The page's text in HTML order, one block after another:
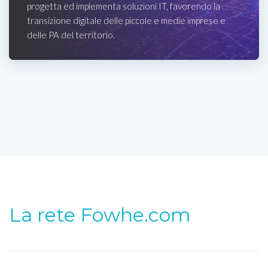
progetta ed implementa soluzioni IT, favorendo la
transizione digitale delle piccole e medie imprese e
delle PA del territorio.
La rete Fowhe.com